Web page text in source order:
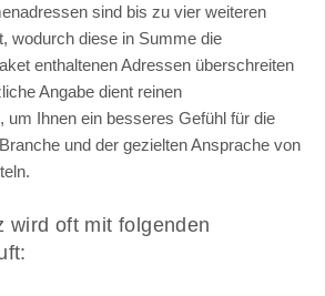
sind bis zu vier weiteren
wodurch diese in Summe die
enthaltenen Adressen überschreiten
Angabe dient reinen
um Ihnen ein besseres Gefühl für die
und der gezielten Ansprache von
wird oft mit folgenden